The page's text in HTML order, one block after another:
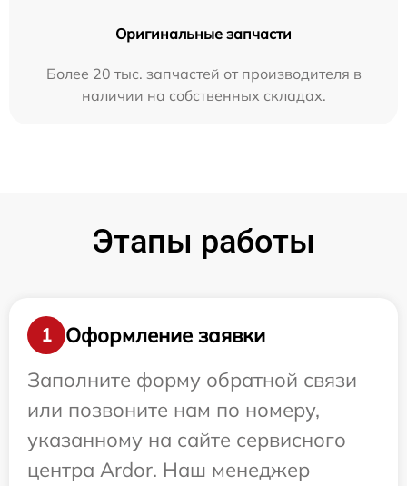
Оригинальные запчасти
Более 20 тыс. запчастей от производителя в
наличии на собственных складах.
Этапы работы
1
Оформление заявки
Заполните форму обратной связи
или позвоните нам по номеру,
указанному на сайте сервисного
центра Ardor. Наш менеджер